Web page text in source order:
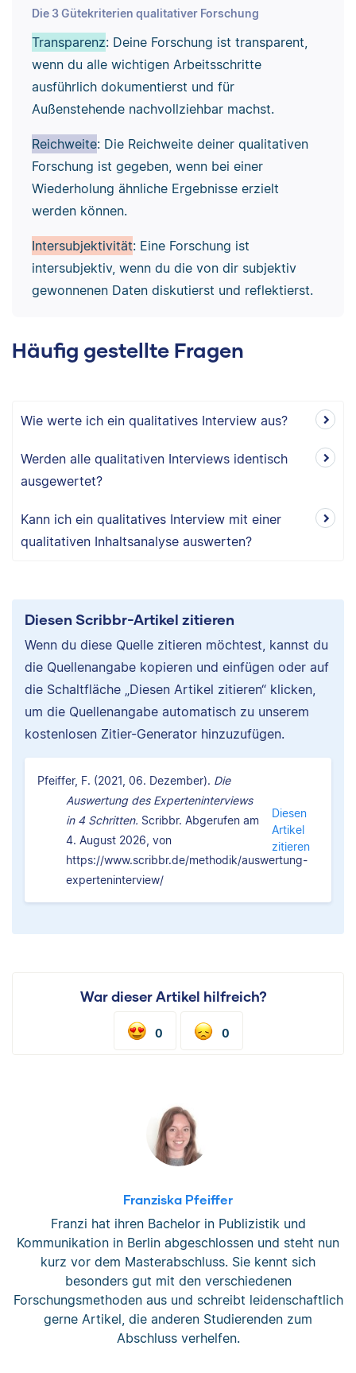
Die 3 Gütekriterien qualitativer Forschung
Transparenz: Deine Forschung ist transparent,
wenn du alle wichtigen Arbeitsschritte
ausführlich dokumentierst und für
Außenstehende nachvollziehbar machst.
Reichweite: Die Reichweite deiner qualitativen
Forschung ist gegeben, wenn bei einer
Wiederholung ähnliche Ergebnisse erzielt
werden können.
Intersubjektivität: Eine Forschung ist
intersubjektiv, wenn du die von dir subjektiv
gewonnenen Daten diskutierst und reflektierst.
Häufig gestellte Fragen
Wie werte ich ein qualitatives Interview aus?
Werden alle qualitativen Interviews identisch
ausgewertet?
Kann ich ein qualitatives Interview mit einer
qualitativen Inhaltsanalyse auswerten?
Diesen Scribbr-Artikel zitieren
Wenn du diese Quelle zitieren möchtest, kannst du
die Quellenangabe kopieren und einfügen oder auf
die Schaltfläche „Diesen Artikel zitieren“ klicken,
um die Quellenangabe automatisch zu unserem
kostenlosen Zitier-Generator hinzuzufügen.
Pfeiffer, F. (2021, 06. Dezember). Die
Auswertung des Experteninterviews
in 4 Schritten. Scribbr. Abgerufen am
4. August 2026, von
https://www.scribbr.de/methodik/auswertung-
experteninterview/
Diesen
Artikel
zitieren
War dieser Artikel hilfreich?
0 0
Franziska Pfeiffer
Franzi hat ihren Bachelor in Publizistik und
Kommunikation in Berlin abgeschlossen und steht nun
kurz vor dem Masterabschluss. Sie kennt sich
besonders gut mit den verschiedenen
Forschungsmethoden aus und schreibt leidenschaftlich
gerne Artikel, die anderen Studierenden zum
Abschluss verhelfen.